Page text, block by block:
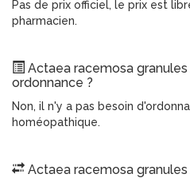
Pas de prix officiel, le prix est
pharmacien.
Actaea racemosa
ordonnance ?
Non, il n'y a pas besoin
homéopathique.
Actaea racemosa